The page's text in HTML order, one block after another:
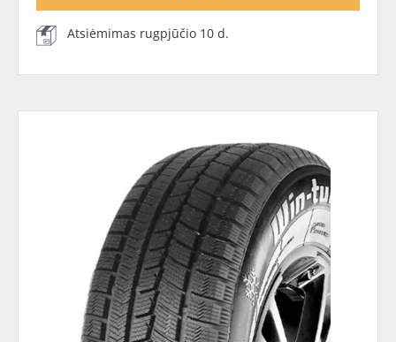
Atsiėmimas rugpjūčio 10 d.